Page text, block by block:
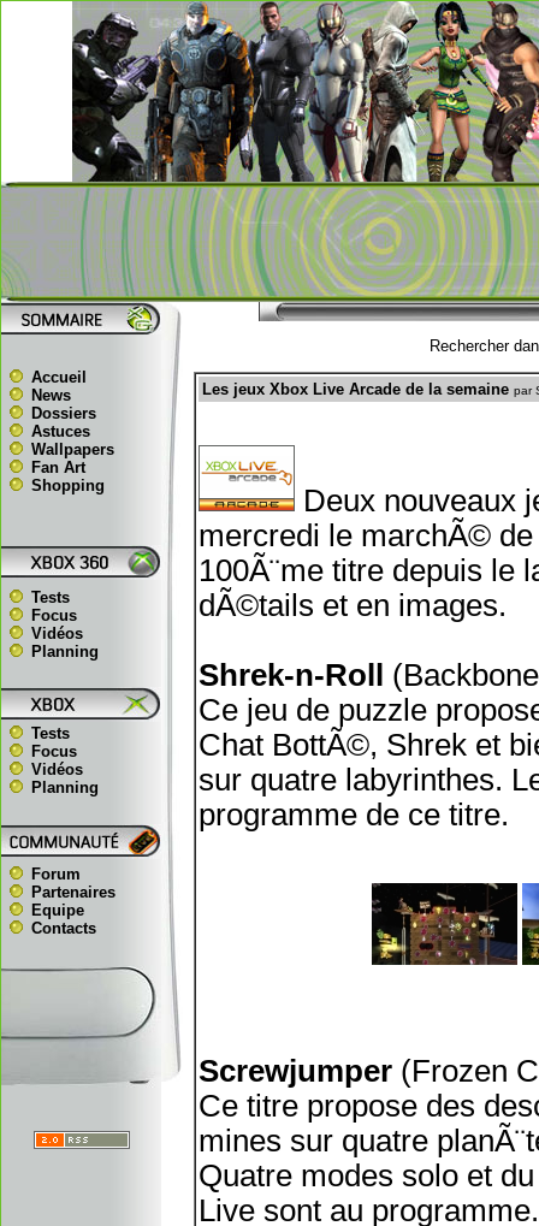
Accueil
News
Dossiers
Astuces
Wallpapers
Fan Art
Shopping
Tests
Focus
Vidéos
Planning
Tests
Focus
Vidéos
Planning
Forum
Partenaires
Equipe
Contacts
Rechercher
Les jeux Xbox Live Arcade de la semaine par
Deux nouveaux
mercredi le marchÃ©
100Ã¨me titre depuis le
dÃ©tails et en images.
Shrek-n-Roll
Ce jeu de puzzle
Chat BottÃ©, Shrek et
sur quatre labyrinthes.
programme de ce titre.
Screwjumper(Frozen
Ce titre propose des
mines sur quatre
Quatre modes solo et
Live sont au programme.